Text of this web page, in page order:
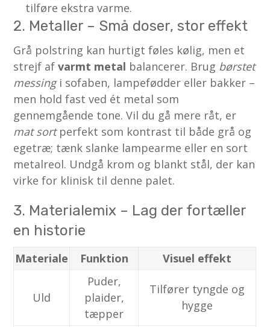
tilføre ekstra varme.
2. Metaller – Små doser, stor effekt
Grå polstring kan hurtigt føles kølig, men et
strejf afvarmt metal balancerer. Brug børstet
messingi sofaben, lampefødder eller bakker –
men hold fast ved ét metal som
gennemgående tone. Vil du gå mere råt, er
mat sortperfekt som kontrast til både grå og
egetræ; tænk slanke lampearme eller en sort
metalreol. Undgå krom og blankt stål, der kan
virke for klinisk til denne palet.
3. Materialemix – Lag der fortæller
en historie
Materiale Funktion Visuel effekt
Uld
Puder,
plaider,
tæpper
Tilfører tyngde og
hygge